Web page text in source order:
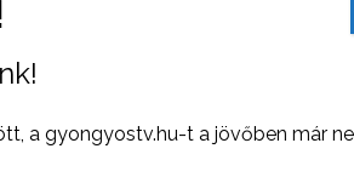
Központ, a Munkavédelmi és
a gyongyostv.hu-t a jövőben már